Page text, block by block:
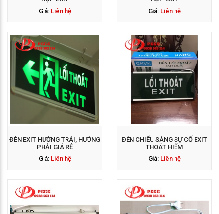
Giá: Liên hệ
Giá: Liên hệ
ĐÈN EXIT HƯỚNG TRÁI, HƯỚNG
PHẢI GIÁ RẺ
Giá: Liên hệ
GỌI NGAY: 0938 563
114
ĐÈN CHIẾU SÁNG SỰ CỐ EXIT
THOÁT HIỂM
Giá: Liên hệ